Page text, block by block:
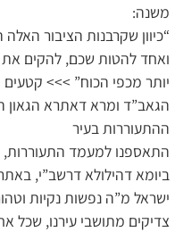
משנה:
“כיוון שקרבנות הציבור
ואחד להטות שכם, להקים את
יותר מכפי הכוח” >>>
הגאב”ד ומרא דאתרא הגאון
ההתעוררות בעיר
התאספנו למעמד
ביומא דהילולא דרשב”י,
ישראל מ”ה נפשות נקיות
צדיקים מתושבי עירנו, שכל